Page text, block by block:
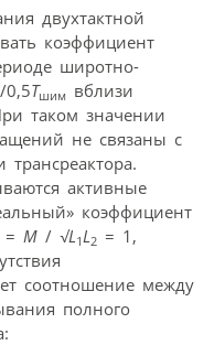
двухтактной
коэффициент
широтно-
/0,5Тшим вблизи
таком значении
не связаны с
активные
коэффициент
= М / √L 1 L 2 = 1,
соотношение между
полного